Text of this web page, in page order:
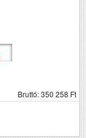
Bruttó: 350 258 Ft